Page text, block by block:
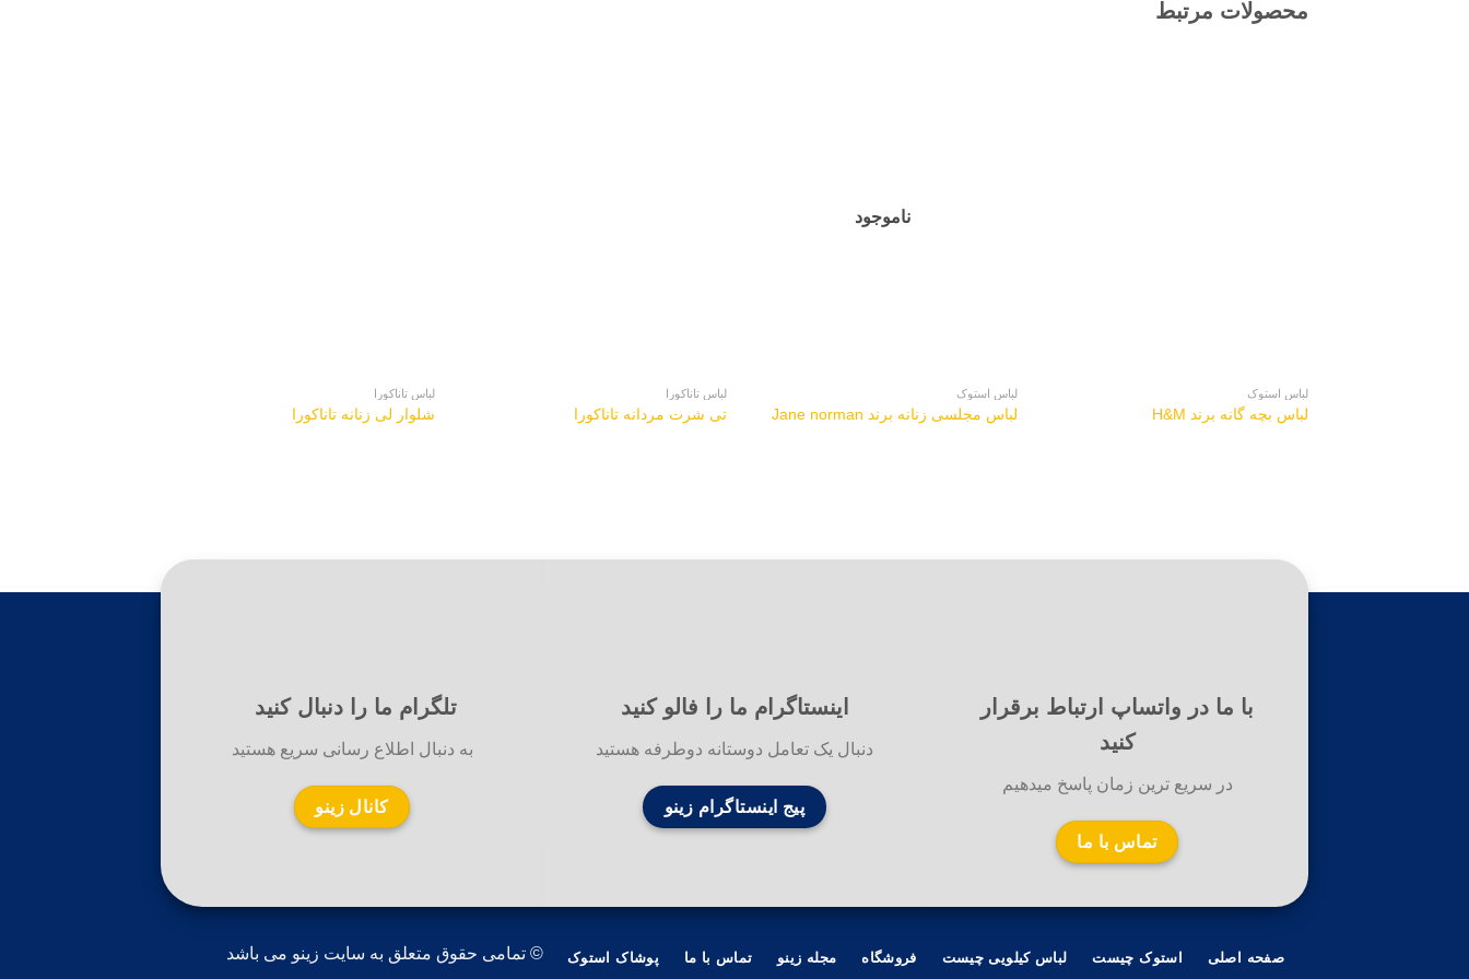
محصولات مرتبط
لباس استوک
لباس بچه گانه برند H&M
ناموجود
لباس استوک
لباس مجلسی زنانه برند Jane norman
لباس تاناکورا
تی شرت مردانه تاناکورا
لباس تاناکورا
شلوار لی زنانه تاناکورا
با ما در واتساپ ارتباط برقرار
کنید
در سریع ترین زمان پاسخ میدهیم
تماس با ما
اینستاگرام ما را فالو کنید
دنبال یک تعامل دوستانه دوطرفه هستید
پیج اینستاگرام زینو
تلگرام ما را دنبال کنید
به دنبال اطلاع رسانی سریع هستید
کانال زینو
صفحه اصلی استوک چیست لباس کیلویی چیست فروشگاه مجله زینو تماس با ما پوشاک استوک © تمامی حقوق متعلق به سایت زینو می باشد